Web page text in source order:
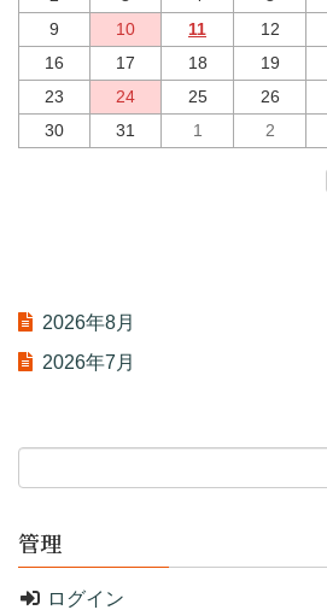
9
10 11 12
16
17 18 19
23
24 25 26
30
31 1 2
2026年8月
2026年7月
管理
ログイン